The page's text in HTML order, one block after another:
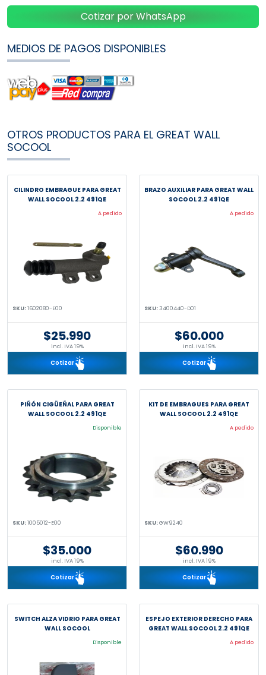
Cotizar por WhatsApp
MEDIOS DE PAGOS DISPONIBLES
OTROS PRODUCTOS PARA EL GREAT WALL
SOCOOL
CILINDRO EMBRAGUE PARA GREAT
WALL SOCOOL 2.2 491QE
A pedido
SKU:1602080-E00
$25.990
incl. IVA 19%
Cotizar
BRAZO AUXILIAR PARA GREAT WALL
SOCOOL 2.2 491QE
A pedido
SKU:3400440-D01
$60.000
incl. IVA 19%
Cotizar
PIÑÓN CIGÜEÑAL PARA GREAT
WALL SOCOOL 2.2 491QE
Disponible
SKU:1005012-E00
$35.000
incl. IVA 19%
Cotizar
KIT DE EMBRAGUES PARA GREAT
WALL SOCOOL 2.2 491QE
A pedido
SKU:GW9240
$60.990
incl. IVA 19%
Cotizar
SWITCH ALZA VIDRIO PARA GREAT
WALL SOCOOL
Disponible
ESPEJO EXTERIOR DERECHO PARA
GREAT WALL SOCOOL 2.2 491QE
A pedido